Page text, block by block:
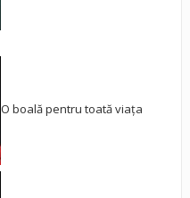
O boală pentru toată viața